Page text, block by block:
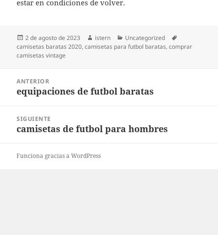
estar en condiciones de volver.
Publicado
el
2 de agosto de 2023 Autor
istern Categorías
Uncategorized
camisetas baratas 2020,camisetas para futbol baratas,comprar
camisetas vintage
entradas
ANTERIOR
Entrada
equipaciones de futbol baratas
SIGUIENTE
Entrada
camisetas de futbol para hombres
Funciona gracias a WordPress